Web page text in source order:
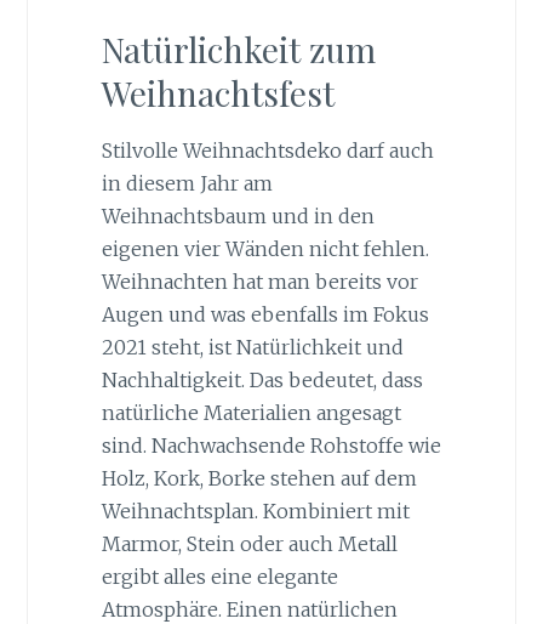
Natürlichkeit zum
Weihnachtsfest
Stilvolle Weihnachtsdeko darf auch
in diesem Jahr am
Weihnachtsbaum und in den
eigenen vier Wänden nicht fehlen.
Weihnachten hat man bereits vor
Augen und was ebenfalls im Fokus
2021 steht, ist Natürlichkeit und
Nachhaltigkeit. Das bedeutet, dass
natürliche Materialien angesagt
sind. Nachwachsende Rohstoffe wie
Holz, Kork, Borke stehen auf dem
Weihnachtsplan. Kombiniert mit
Marmor, Stein oder auch Metall
ergibt alles eine elegante
Atmosphäre. Einen natürlichen